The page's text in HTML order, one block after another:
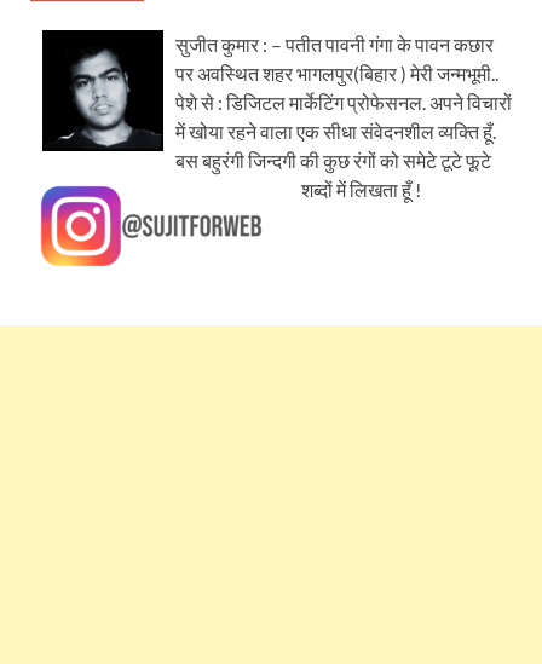
सुजीत कुमार : – पतीत पावनी गंगा के पावन कछार
पर अवस्थित शहर भागलपुर(बिहार ) मेरी जन्मभूमी..
पेशे से : डिजिटल मार्केटिंग प्रोफेसनल. अपने विचारों
में खोया रहने वाला एक सीधा संवेदनशील व्यक्ति हूँ.
बस बहुरंगी जिन्दगी की कुछ रंगों को समेटे टूटे फूटे
शब्दों में लिखता हूँ !